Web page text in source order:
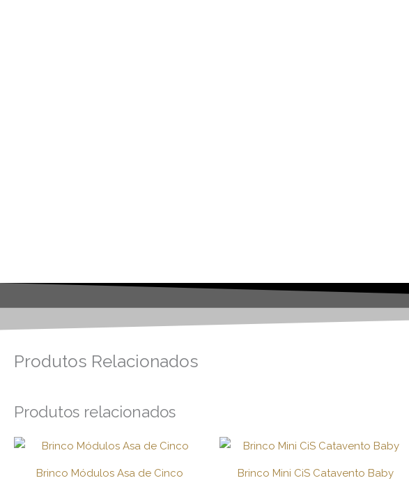
Produtos Relacionados
Produtos relacionados
Brinco Módulos Asa de Cinco Brinco Mini CiS Catavento Baby